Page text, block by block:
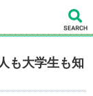
も大学生も知